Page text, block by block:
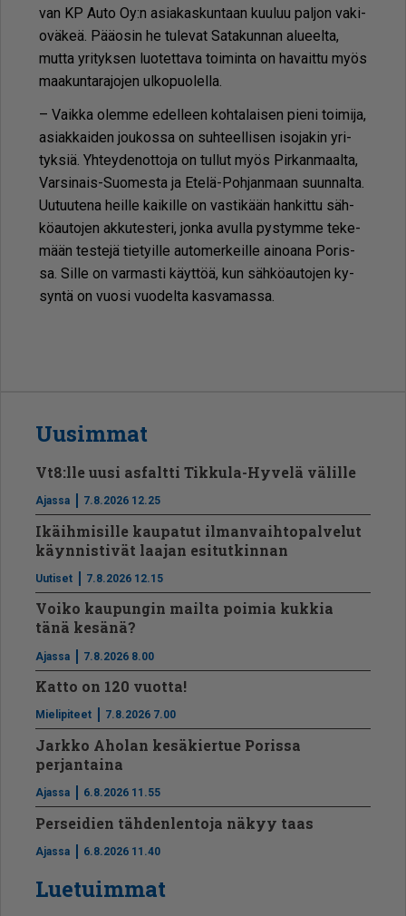
van KP Au­to Oy:n asi­a­kas­kun­taan kuu­luu pal­jon va­ki­
o­vä­keä. Pää­o­sin he tu­le­vat Sa­ta­kun­nan alu­eel­ta,
mut­ta yri­tyk­sen luo­tet­ta­va toi­min­ta on ha­vait­tu myös
maa­kun­ta­ra­jo­jen ul­ko­puo­lel­la.
– Vaik­ka olem­me edel­leen koh­ta­lai­sen pie­ni toi­mi­ja,
asi­ak­kai­den jou­kos­sa on suh­teel­li­sen iso­ja­kin yri­
tyk­siä. Yh­tey­de­not­to­ja on tul­lut myös Pir­kan­maal­ta,
Var­si­nais-Suo­mes­ta ja Ete­lä-Poh­jan­maan suun­nal­ta.
Uu­tuu­te­na heil­le kai­kil­le on vas­ti­kään han­kit­tu säh­
kö­au­to­jen ak­ku­tes­te­ri, jon­ka avul­la pys­tym­me te­ke­
mään tes­te­jä tie­tyil­le au­to­mer­keil­le ai­no­a­na Po­ris­
sa. Sil­le on var­mas­ti käyt­töä, kun säh­kö­au­to­jen ky­
syn­tä on vuo­si vuo­del­ta kas­va­mas­sa.
Uusimmat
Vt8:lle uusi asfaltti Tikkula-Hyvelä välille
Ajassa 7.8.2026 12.25
Ikäihmisille kaupatut ilmanvaihtopalvelut
käynnistivät laajan esitutkinnan
Uutiset 7.8.2026 12.15
Voiko kaupungin mailta poimia kukkia
tänä kesänä?
Ajassa 7.8.2026 8.00
Katto on 120 vuotta!
Mielipiteet 7.8.2026 7.00
Jarkko Aholan kesäkiertue Porissa
perjantaina
Ajassa 6.8.2026 11.55
Perseidien tähdenlentoja näkyy taas
Ajassa 6.8.2026 11.40
Luetuimmat